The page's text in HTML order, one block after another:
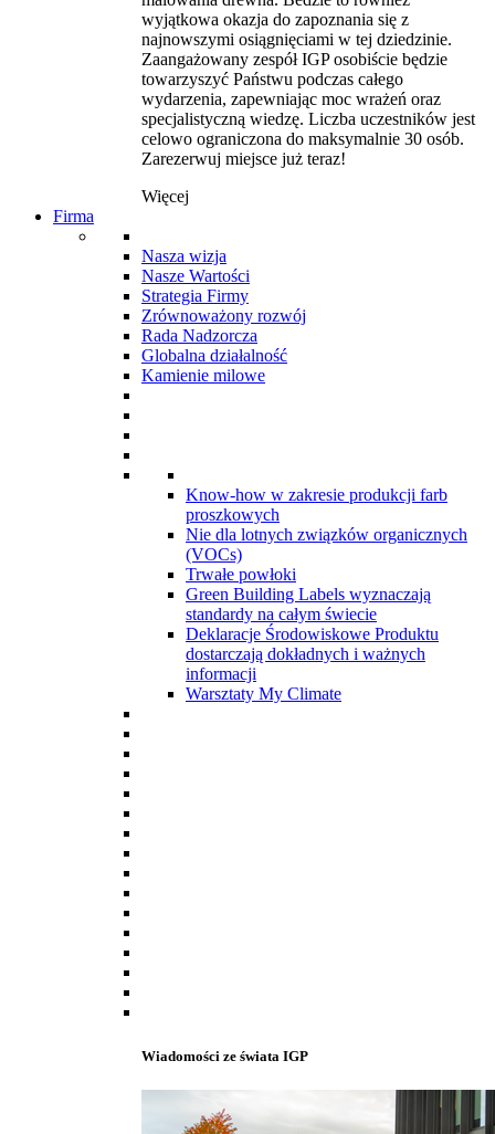
wyjątkowa okazja do zapoznania się z
najnowszymi osiągnięciami w tej dziedzinie.
Zaangażowany zespół IGP osobiście będzie
towarzyszyć Państwu podczas całego
wydarzenia, zapewniając moc wrażeń oraz
specjalistyczną wiedzę. Liczba uczestników jest
celowo ograniczona do maksymalnie 30 osób.
Zarezerwuj miejsce już teraz!
Więcej
Firma
Nasza wizja
Nasze Wartości
Strategia Firmy
Zrównoważony rozwój
Rada Nadzorcza
Globalna działalność
Kamienie milowe
Know-how w zakresie produkcji farb
proszkowych
Nie dla lotnych związków organicznych
(VOCs)
Trwałe powłoki
Green Building Labels wyznaczają
standardy na całym świecie
Deklaracje Środowiskowe Produktu
dostarczają dokładnych i ważnych
informacji
Warsztaty My Climate
Wiadomości ze świata IGP